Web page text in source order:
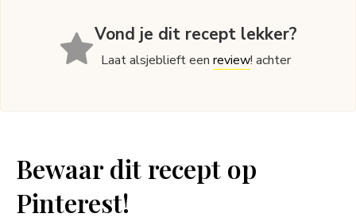
Vond je dit recept lekker?
Laat alsjeblieft eenreview! achter
Bewaar dit recept op
Pinterest!